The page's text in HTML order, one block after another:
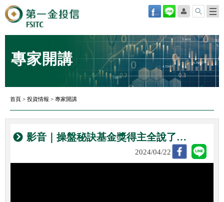
專家開講
首頁 > 投資情報 > 專家開講
影音｜操盤秘訣基金獎得主全說了…
2024/04/22